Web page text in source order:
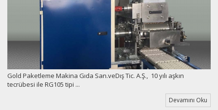
Gold Paketleme Makina Gıda San.veDış Tic. A.Ş., 10 yılı aşkın
tecrübesi ile RG105 tipi ...
Devamını Oku